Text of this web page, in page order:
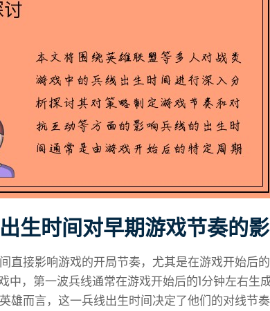
生时间对早期游戏节奏的
直接影响游戏的开局节奏，尤其是在游戏开始后
中，第一波兵线通常在游戏开始后的1分钟左右生
雄而言，这一兵线出生时间决定了他们的对线节